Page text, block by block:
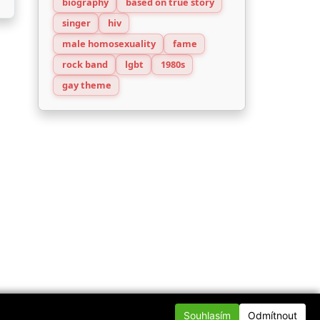
singer
hiv
male homosexuality
fame
rock band
lgbt
1980s
gay theme
Souhlasím Odmítnout